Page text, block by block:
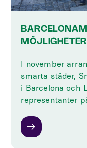
I november
smarta städer,
i Barcelona och
representanter